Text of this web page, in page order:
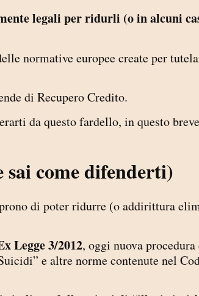
legali per ridurli (o in alcuni
normative europee create per
di Recupero Credito.
da questo fardello, in questo
sai come difenderti)
di poter ridurre (o addirittura
Legge 3/2012, oggi nuova procedura
e altre norme contenute nel